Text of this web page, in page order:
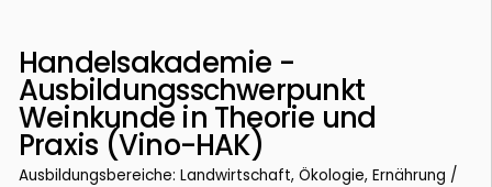
Handelsakademie -
Ausbildungsschwerpunkt
Weinkunde in Theorie und
Praxis (Vino-HAK)
Ausbildungsbereiche: Landwirtschaft, Ökologie, Ernährung /